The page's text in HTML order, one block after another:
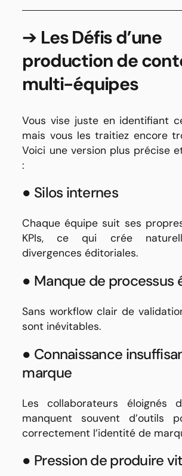
➔ Les Défis d’une
production de
multi-équipes
Vous vise juste en identifiant
mais vous les traitiez encore
Voici une version plus précise
:
● Silos internes
Chaque équipe suit ses
KPIs, ce qui crée
divergences éditoriales.
● Manque de processus
Sans workflow clair de
sont inévitables.
● Connaissance
marque
Les collaborateurs éloignés
manquent souvent d’outils
correctement l’identité de
● Pression de produire